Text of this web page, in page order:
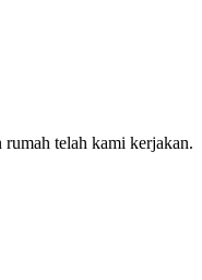
telah kami kerjakan.